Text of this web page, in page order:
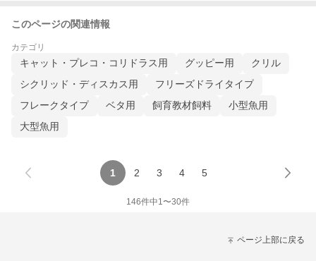
このページの関連情報
カテゴリ
キャット・プレコ・コリドラス用 グッピー用
クリル
シクリッド・ディスカス用
フリーズドライタイプ
フレークタイプ
ベタ用 飼育教材飼料
小型魚用
大型魚用
1 2 3 4 5
146件中1〜30件
ページ上部に戻る